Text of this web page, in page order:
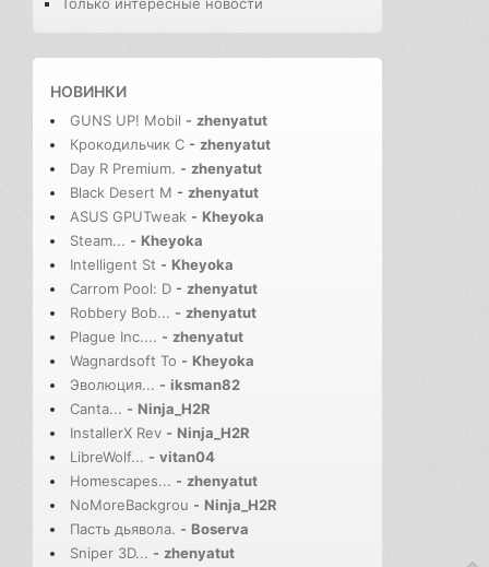
Только интересные новости
НОВИНКИ
GUNS UP! Mobil - zhenyatut
Крокодильчик С - zhenyatut
Day R Premium. - zhenyatut
Black Desert M - zhenyatut
ASUS GPUTweak - Kheyoka
Steam... - Kheyoka
Intelligent St - Kheyoka
Carrom Pool: D - zhenyatut
Robbery Bob... - zhenyatut
Plague Inc.... - zhenyatut
Wagnardsoft To - Kheyoka
Эволюция... - iksman82
Canta... - Ninja_H2R
InstallerX Rev - Ninja_H2R
LibreWolf... - vitan04
Homescapes... - zhenyatut
NoMoreBackgrou - Ninja_H2R
Пасть дьявола. - Boserva
Sniper 3D... - zhenyatut